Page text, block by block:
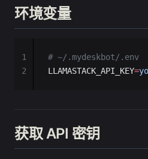
环境变量
# ~/.mydeskbot/.env
LLAMASTACK_API_KEY=
1
2
获取 API 密钥